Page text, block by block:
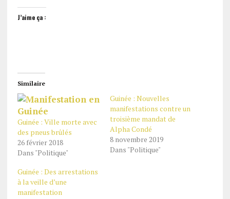
J’aime ça :
Similaire
Guinée : Ville morte avec
des pneus brûlés
26 février 2018
Dans "Politique"
Guinée : Nouvelles
manifestations contre un
troisième mandat de
Alpha Condé
8 novembre 2019
Dans "Politique"
Guinée : Des arrestations
à la veille d’une
manifestation